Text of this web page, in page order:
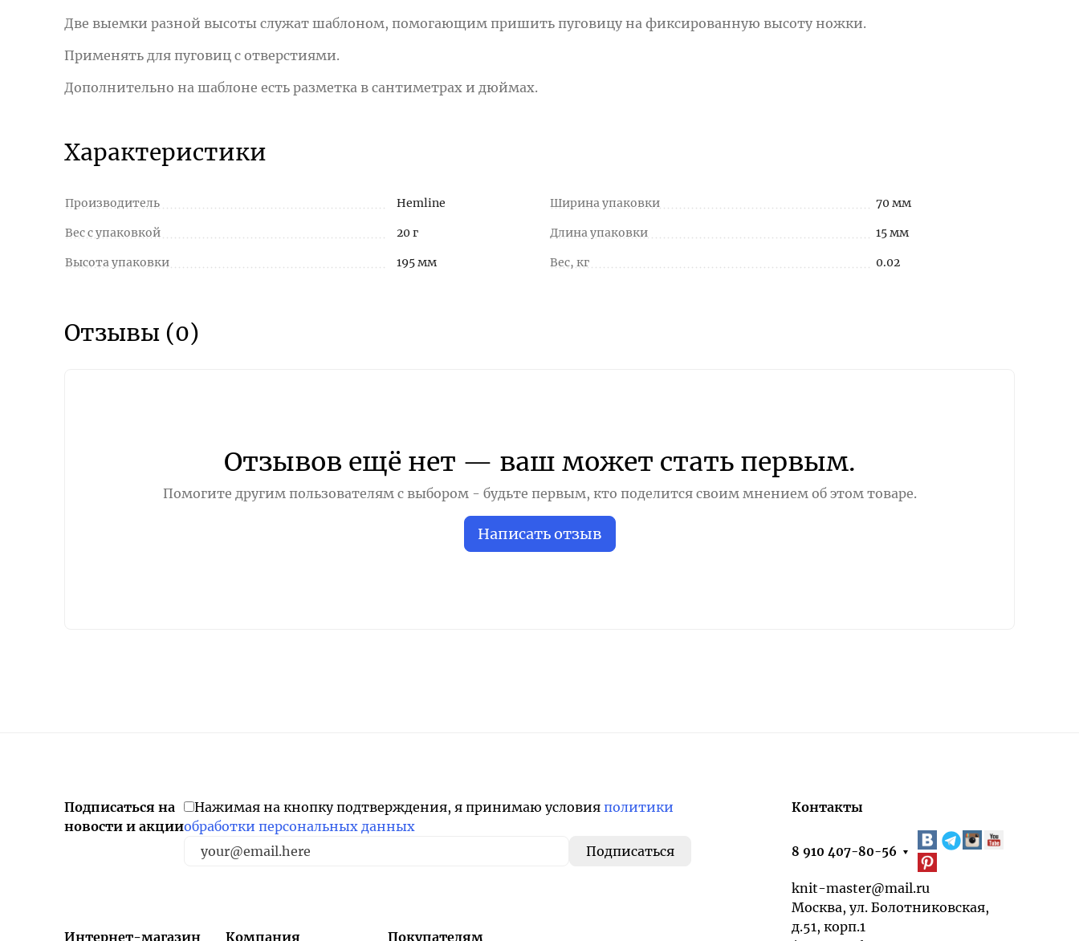
Две выемки разной высоты служат шаблоном, помогающим пришить пуговицу на фиксированную высоту ножки.
Применять для пуговиц с отверстиями.
Дополнительно на шаблоне есть разметка в сантиметрах и дюймах.
Характеристики
Производитель Hemline
Вес с упаковкой 20 г
Высота упаковки 195 мм
Ширина упаковки 70 мм
Длина упаковки 15 мм
Вес, кг 0.02
Отзывы (0)
Отзывов ещё нет — ваш может стать первым.
Помогите другим пользователям с выбором - будьте первым, кто поделится своим мнением об этом товаре.
Написать отзыв
Подписаться на
новости и акции
Нажимая на кнопку подтверждения, я принимаю условия политики
обработки персональных данных
Интернет-магазин Компания Покупателям
Контакты
8 910 407-80-56
knit-master@mail.ru
Москва, ул. Болотниковская,
д.51, корп.1